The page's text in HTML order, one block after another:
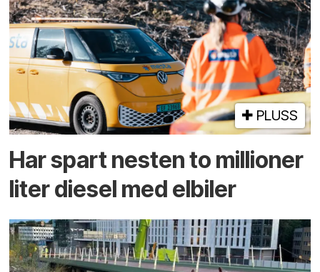
PLUSS
Har spart nesten to millioner
liter diesel med elbiler